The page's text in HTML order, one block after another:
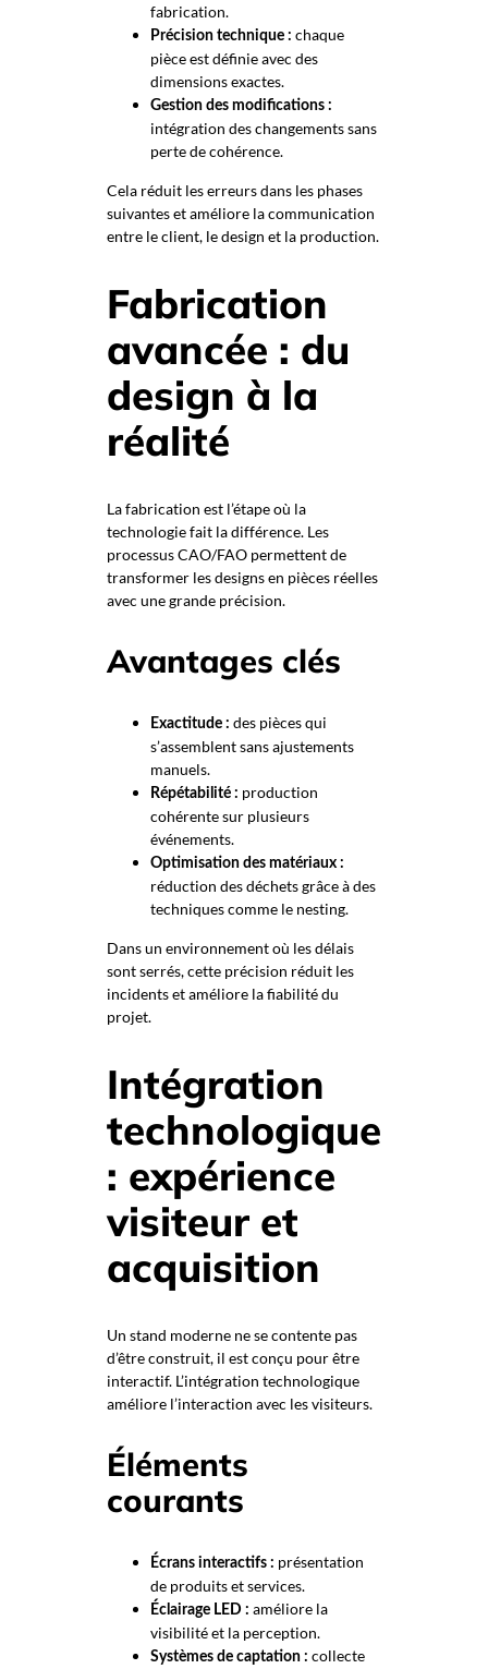
fabrication.
Précision technique : chaque
pièce est définie avec des
dimensions exactes.
Gestion des modifications :
intégration des changements sans
perte de cohérence.
Cela réduit les erreurs dans les phases
suivantes et améliore la communication
entre le client, le design et la production.
Fabrication
avancée : du
design à la
réalité
La fabrication est l’étape où la
technologie fait la différence. Les
processus CAO/FAO permettent de
transformer les designs en pièces réelles
avec une grande précision.
Avantages clés
Exactitude : des pièces qui
s’assemblent sans ajustements
manuels.
Répétabilité : production
cohérente sur plusieurs
événements.
Optimisation des matériaux :
réduction des déchets grâce à des
techniques comme le nesting.
Dans un environnement où les délais
sont serrés, cette précision réduit les
incidents et améliore la fiabilité du
projet.
Intégration
technologique
: expérience
visiteur et
acquisition
Un stand moderne ne se contente pas
d’être construit, il est conçu pour être
interactif. L’intégration technologique
améliore l’interaction avec les visiteurs.
Éléments
courants
Écrans interactifs : présentation
de produits et services.
Éclairage LED : améliore la
visibilité et la perception.
Systèmes de captation : collecte